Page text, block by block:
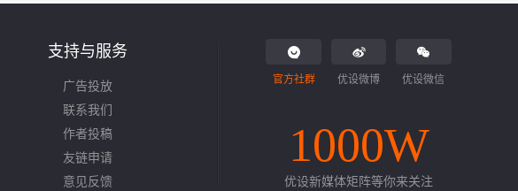
支持与服务
广告投放
联系我们
作者投稿
友链申请
意见反馈
官方社群 优设微博 优设微信
1000W
优设新媒体矩阵等你来关注